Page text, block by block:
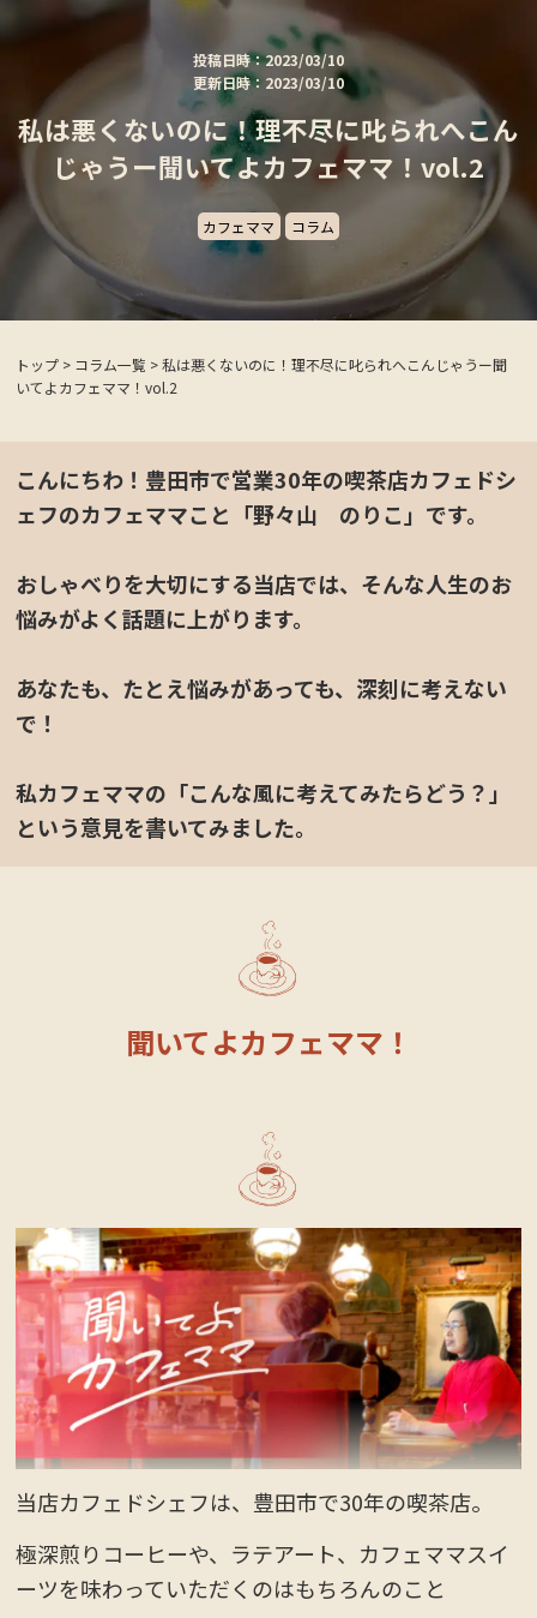
投稿日時：2023/03/10
更新日時：2023/03/10
私は悪くないのに！理不尽に叱られへこん
じゃうー聞いてよカフェママ！vol.2
カフェママ コラム
トップ > コラム一覧 >私は悪くないのに！理不尽に叱られへこんじゃうー聞
いてよカフェママ！vol.2
こんにちわ！豊田市で営業30年の喫茶店カフェドシ
ェフのカフェママこと「野々山 のりこ」です。
おしゃべりを大切にする当店では、そんな人生のお
悩みがよく話題に上がります。
あなたも、たとえ悩みがあっても、深刻に考えない
で！
私カフェママの「こんな風に考えてみたらどう？」
という意見を書いてみました。
聞いてよカフェママ！
当店カフェドシェフは、豊田市で30年の喫茶店。
極深煎りコーヒーや、ラテアート、カフェママスイ
ーツを味わっていただくのはもちろんのこと